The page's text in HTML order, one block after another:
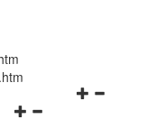
Navigationsmenü